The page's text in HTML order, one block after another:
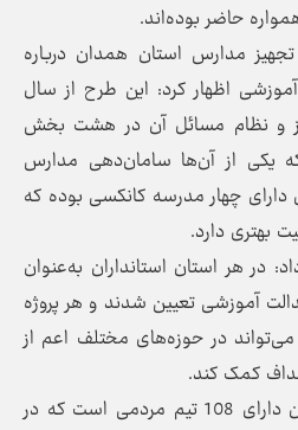
حاضر بوده‌اند.
مدارس استان همدان درباره
اظهار کرد: این طرح از سال
و نظام مسائل آن در هشت بخش
یکی از آن‌ها سامان‌دهی مدارس
چهار مدرسه کانکسی بوده که
بهتری دارد.
در هر استان استانداران به‌عنوان
آموزشی تعیین شدند و هر پروژه
در حوزه‌های مختلف اعم از
کمک کند.
وی ادامه داد: استان همدان دارای 108 تیم مردمی است که در